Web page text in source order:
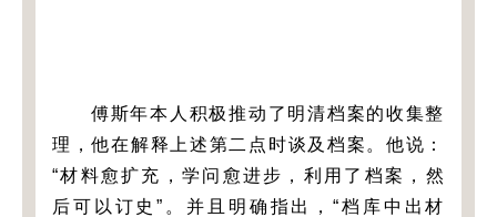
傅斯年本人积极推动了明清档案的收集整
理，他在解释上述第二点时谈及档案。他说：
“材料愈扩充，学问愈进步，利用了档案，然
后可以订史”。并且明确指出，“档库中出材